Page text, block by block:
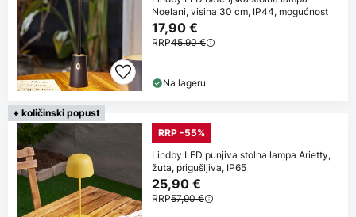
Noelani, visina 30 cm, IP44, mogućnost
17,90 €
RRP45,90 €
Na lageru
+ količinski popust
RRP -55%
Lindby LED punjiva stolna lampa Arietty,
žuta, prigušljiva, IP65
25,90 €
RRP57,90 €